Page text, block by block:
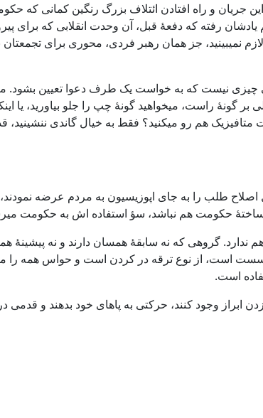
جریان و راه افتادن ائتلاف بزرگ رنگین کمانی که
رفته که دفعۀ قبل، آن وحدت انقلابی که برای
جز همان رهبر فردی، محوری برای تجمعتان
چیزی نیست که به خواست یک طرف دعوا تعیین
راست، میخواهید گونۀ چپ را جلو بیاورید، یا
هم رو میکنید؟ فقط به خیال گاندی
اصلاح طلب را به جای اپوزیسیون به مردم عرضه
حکومت هم نباشد، سؤ استفاده اش به حکومت
ندارد. گروهی که نه سابقۀ همسان دارند و نه
سست است، از نوع ترقه در کردن است و حواس همه را
است.
ابراز وجود کنند، حرکتی به پاهای خود بدهند و قدمی در